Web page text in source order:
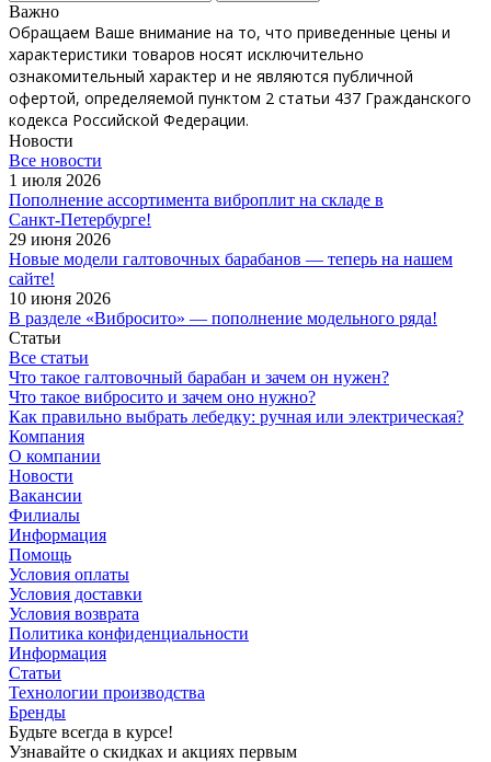
Важно
Обращаем Ваше внимание на то, что приведенные цены и
характеристики товаров носят исключительно
ознакомительный характер и не являются публичной
офертой, определяемой пунктом 2 статьи 437 Гражданского
кодекса Российской Федерации.
Новости
Все новости
1 июля 2026
Пополнение ассортимента виброплит на складе в
Санкт‑Петербурге!
29 июня 2026
Новые модели галтовочных барабанов — теперь на нашем
сайте!
10 июня 2026
В разделе «Вибросито» — пополнение модельного ряда!
Статьи
Все статьи
Что такое галтовочный барабан и зачем он нужен?
Что такое вибросито и зачем оно нужно?
Как правильно выбрать лебедку: ручная или электрическая?
Компания
О компании
Новости
Вакансии
Филиалы
Информация
Помощь
Условия оплаты
Условия доставки
Условия возврата
Политика конфиденциальности
Информация
Статьи
Технологии производства
Бренды
Будьте всегда в курсе!
Узнавайте о скидках и акциях первым